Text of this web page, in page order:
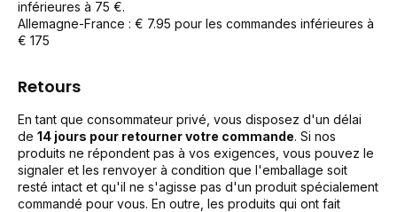
inférieures à 75 €.
Allemagne-France : € 7.95 pour les commandes inférieures à
€ 175
Retours
En tant que consommateur privé, vous disposez d'un délai
de 14 jours pour retourner votre commande. Si nos
produits ne répondent pas à vos exigences, vous pouvez le
signaler et les renvoyer à condition que l'emballage soit
resté intact et qu'il ne s'agisse pas d'un produit spécialement
commandé pour vous. En outre, les produits qui ont fait